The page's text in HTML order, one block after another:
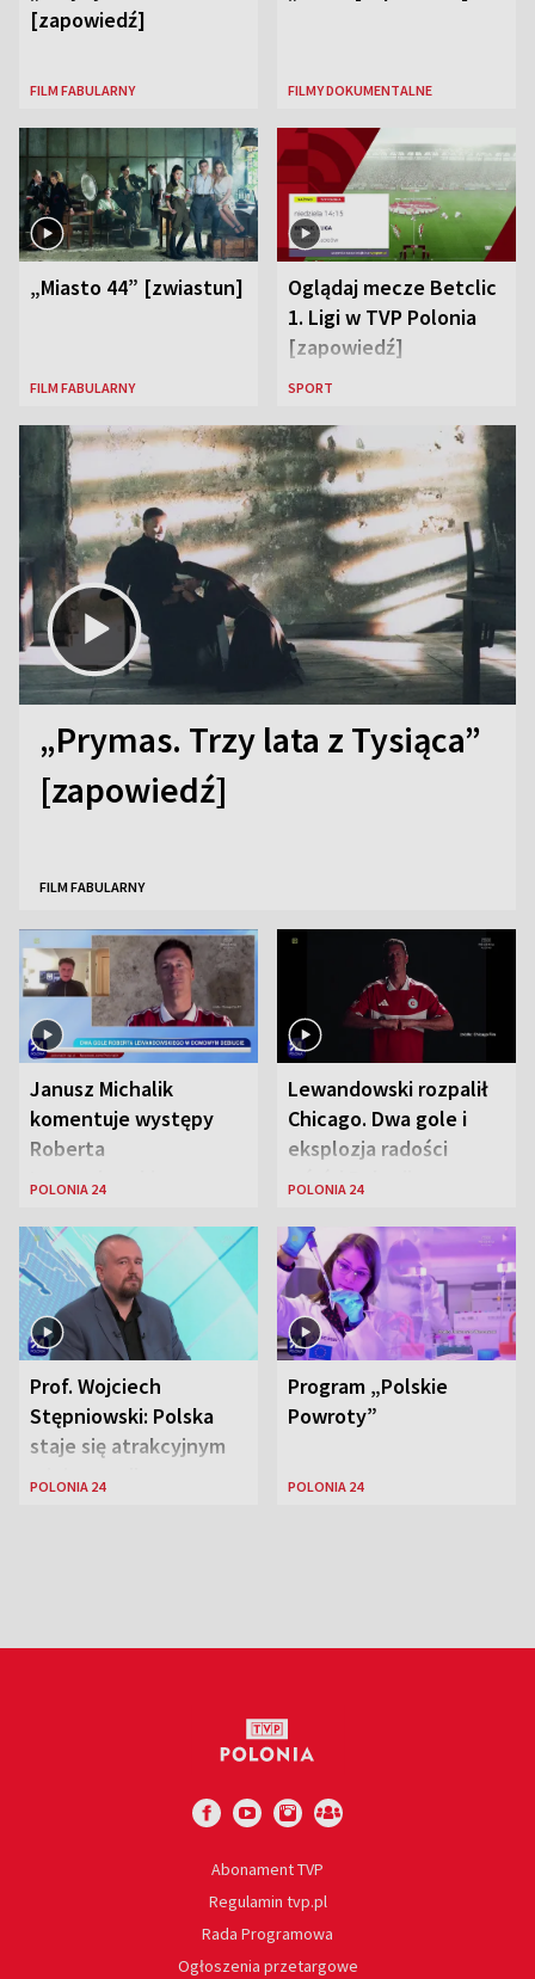
[zapowiedź]
FILM FABULARNY FILMY DOKUMENTALNE
„Miasto 44” [zwiastun]
FILM FABULARNY
Oglądaj mecze Betclic
1. Ligi w TVP Polonia
[zapowiedź]
SPORT
„Prymas. Trzy lata z Tysiąca”
[zapowiedź]
FILM FABULARNY
Janusz Michalik
komentuje występy
Roberta
Lewandowskiego w
Zjednoczonych
POLONIA 24
Lewandowski rozpalił
Chicago. Dwa gole i
eksplozja radości
wśród Polonii
POLONIA 24
Prof. Wojciech
Stępniowski: Polska
staje się atrakcyjnym
miejscem dla
POLONIA 24
Program „Polskie
Powroty”
POLONIA 24
Abonament TVP
Regulamin tvp.pl
Rada Programowa
Ogłoszenia przetargowe